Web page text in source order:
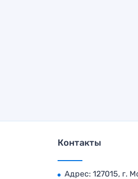
Контакты
Адрес: 127015, г.